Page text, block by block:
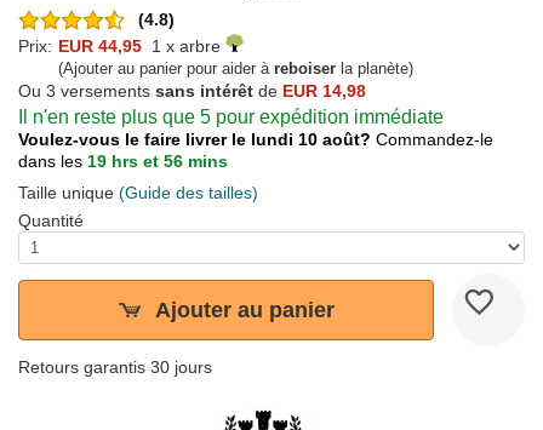
(4.8)
Prix: EUR 44,95 1 x arbre
(Ajouter au panier pour aider à reboiser la planète)
Ou 3 versements sans intérêt de EUR 14,98
Il n'en reste plus que 5 pour expédition immédiate
Voulez-vous le faire livrer le lundi 10 août? Commandez-le
dans les 19 hrs et 56 mins
Taille unique (Guide des tailles)
Quantité
Ajouter au panier
Retours garantis 30 jours